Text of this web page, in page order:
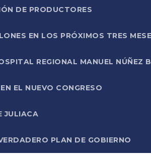
DE PRODUCTORES
EN LOS PRÓXIMOS TRES
REGIONAL MANUEL NÚÑEZ
EL NUEVO CONGRESO
JULIACA
PLAN DE GOBIERNO